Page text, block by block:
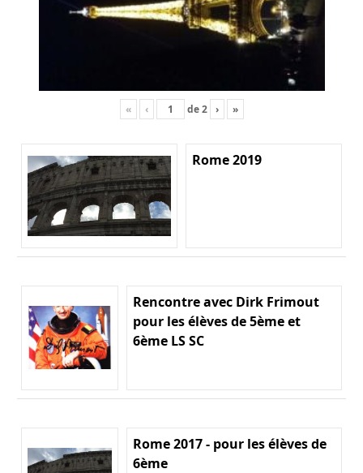
« ‹ de2 › »
Rome 2019
Rencontre avec Dirk Frimout
pour les élèves de 5ème et
6ème LS SC
Rome 2017 - pour les élèves de
6ème